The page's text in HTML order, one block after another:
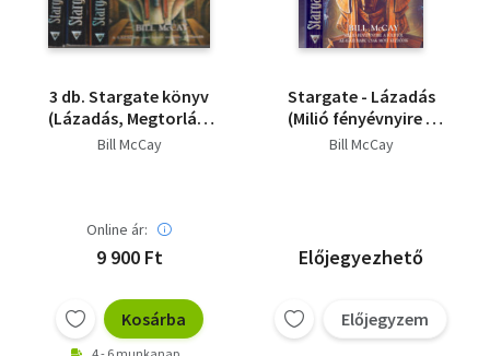
3 db. Stargate könyv
(Lázadás, Megtorlás,
Bosszú,)
Bill McCay
Online ár:
9 900 Ft
Kosárba
Stargate - Lázadás
(Milió fényévnyire a
Földtől az igazi harc
Bill McCay
Előjegyezhető
Előjegyzem